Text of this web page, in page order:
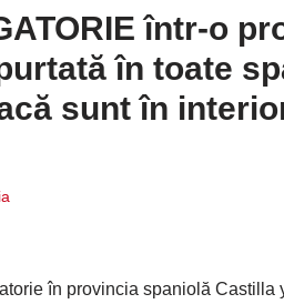
într-o
în toate
sunt în
în provincia spaniolă Castilla